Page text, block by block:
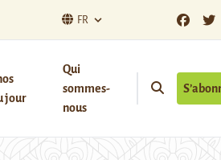
FR
jour
Qui
sommes-
nous